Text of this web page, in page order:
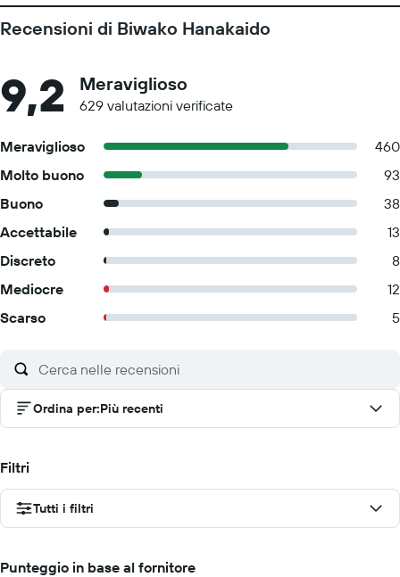
Recensioni di Biwako Hanakaido
9,2 Meraviglioso
629 valutazioni verificate
Meraviglioso
460
Molto buono
93
Buono
38
Accettabile
13
Discreto
8
Mediocre
12
Scarso
5
Ordina per:Più recenti
Filtri
Tutti i filtri
Punteggio in base al fornitore